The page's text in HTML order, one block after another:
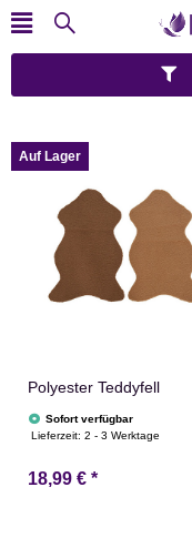
Auf Lager
Polyester Teddyfell
Sofort verfügbar
Lieferzeit:2 - 3 Werktage
18,99 € *